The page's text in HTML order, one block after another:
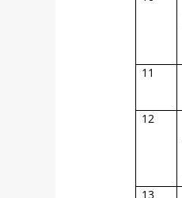
11
12
13